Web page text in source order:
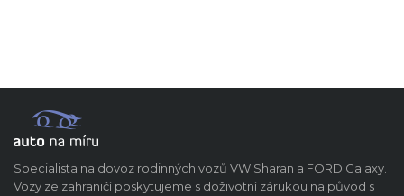
Specialista na dovoz rodinných vozů VW Sharan a FORD Galaxy.
Vozy ze zahraničí poskytujeme s doživotní zárukou na původ s